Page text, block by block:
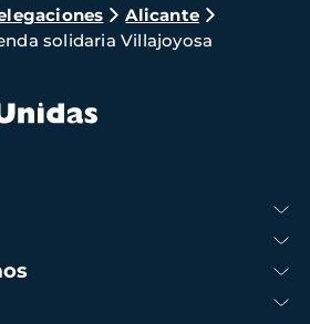
Alicante
solidaria Villajoyosa